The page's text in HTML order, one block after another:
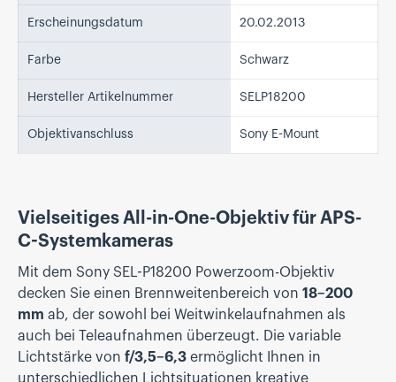
Erscheinungsdatum 20.02.2013
Farbe Schwarz
Hersteller Artikelnummer SELP18200
Objektivanschluss Sony E-Mount
Vielseitiges All-in-One-Objektiv für APS-
C-Systemkameras
Mit dem Sony SEL-P18200 Powerzoom-Objektiv
decken Sie einen Brennweitenbereich von 18–200
mm ab, der sowohl bei Weitwinkelaufnahmen als
auch bei Teleaufnahmen überzeugt. Die variable
Lichtstärke von f/3,5–6,3 ermöglicht Ihnen in
unterschiedlichen Lichtsituationen kreative